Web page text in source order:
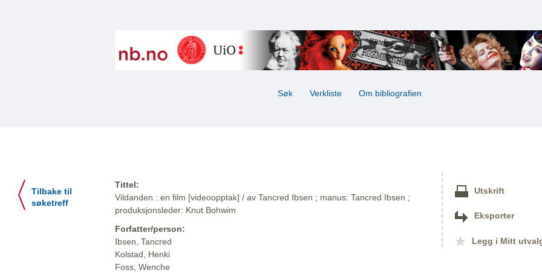
Søk Verkliste Om bibliografien
Tilbake til
søketreff
Tittel:
Vildanden : en film [videoopptak] / av Tancred Ibsen ; manus: Tancred Ibsen ;
produksjonsleder: Knut Bohwim
Forfatter/person:
Ibsen, Tancred
Kolstad, Henki
Foss, Wenche
Utskrift
Eksporter
Legg i Mitt